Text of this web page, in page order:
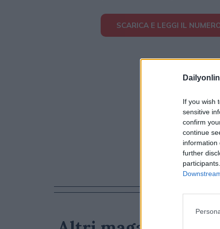
If you wish
sensitive
confirm
continue
information
further
SCARICA E LEGGI IL